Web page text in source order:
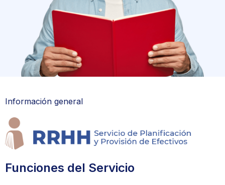
Información general
Funciones del Servicio